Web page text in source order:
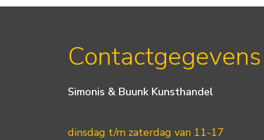
Contactgegevens
Simonis & Buunk Kunsthandel
dinsdag t/m zaterdag van 11-17